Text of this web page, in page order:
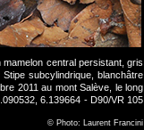
central persistant, gris
subcylindrique, blanchâtre
2011 au mont Salève, le long
6.139664 - D90/VR 105
© Photo: Laurent Francini